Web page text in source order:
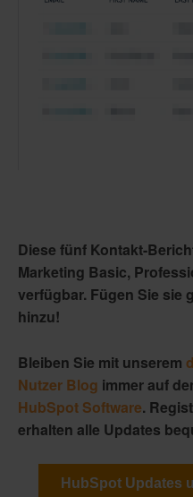
Diese fünf Kontakt-
Marketing Basic,
verfügbar. Fügen Sie sie
hinzu!
Bleiben Sie mit unserem
Nutzer Blog immer auf
HubSpot Software.
erhalten alle Updates
HubSpot Updates